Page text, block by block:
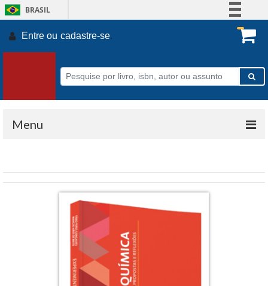
BRASIL
Participe
Acesso à informação
Legislação
Entre ou cadastre-se.
Menu